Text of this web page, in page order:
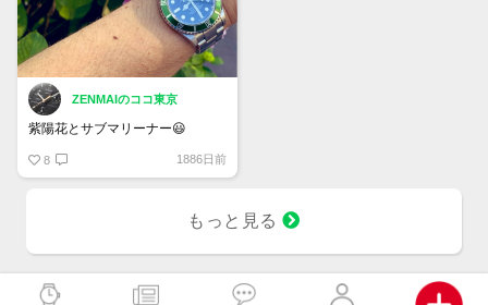
ZENMAIのココ東京
紫陽花とサブマリーナー😃
8 1886日前
もっと見る